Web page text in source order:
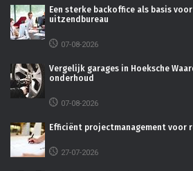
Een sterke backoffice als basis
uitzendbureau
07-08-2026
Vergelijk garages in Hoeksche
onderhoud
07-08-2026
Efficiënt projectmanagement voor
27-07-2026